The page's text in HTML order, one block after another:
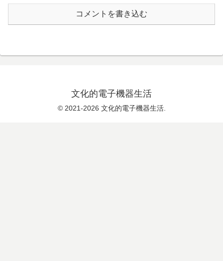
コメントを書き込む
文化的電子機器生活
© 2021-2026 文化的電子機器生活.